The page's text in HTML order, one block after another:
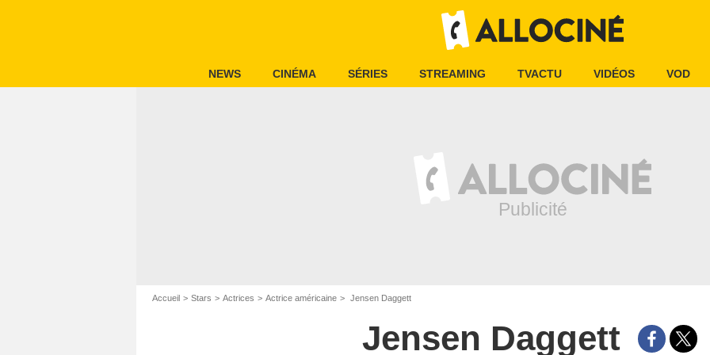
NEWS CINÉMA SÉRIES STREAMING TVACTU VIDÉOS VOD
Accueil Stars Actrices Actrice américaine Jensen Daggett
Jensen Daggett